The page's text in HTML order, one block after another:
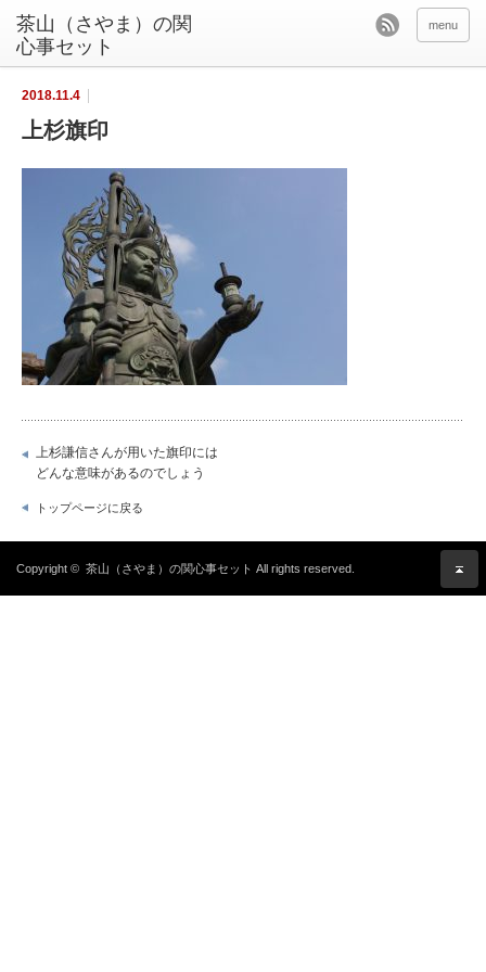
茶山（さやま）の関
心事セット
menu
2018.11.4
上杉旗印
上杉謙信さんが用いた旗印には
どんな意味があるのでしょう
トップページに戻る
Copyright © 茶山（さやま）の関心事セット All rights reserved.